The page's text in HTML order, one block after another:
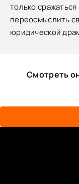
только
переосмыслить
юридической
Смотреть